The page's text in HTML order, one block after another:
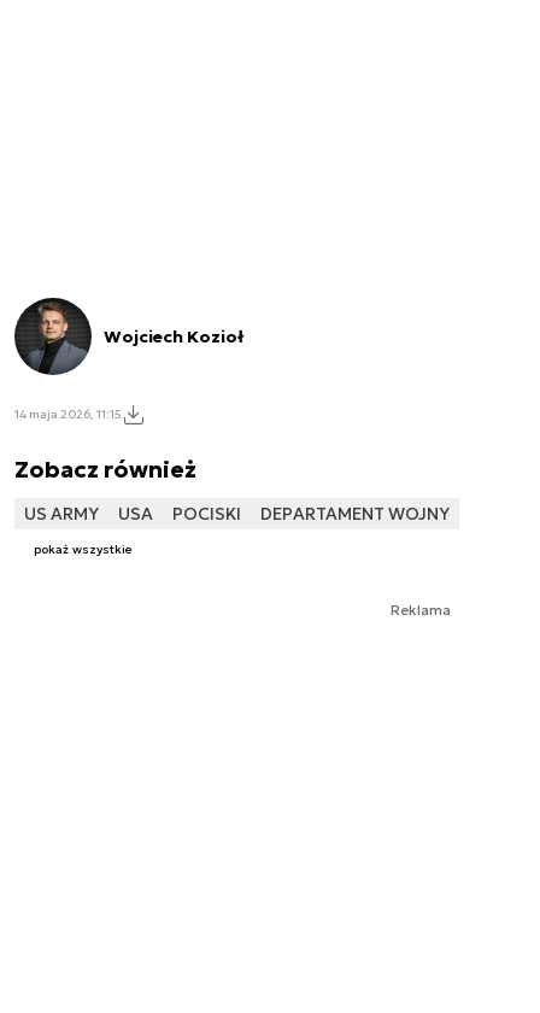
Wojciech Kozioł
14 maja 2026, 11:15
Zobacz również
US ARMY USA POCISKI DEPARTAMENT WOJNY
pokaż wszystkie
Reklama